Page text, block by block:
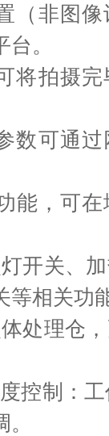
（非图
。
将拍摄
数可通
能，可
开关、
等相关功
处理仓
控制：